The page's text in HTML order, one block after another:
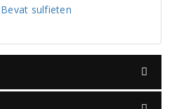
Bevat sulfieten